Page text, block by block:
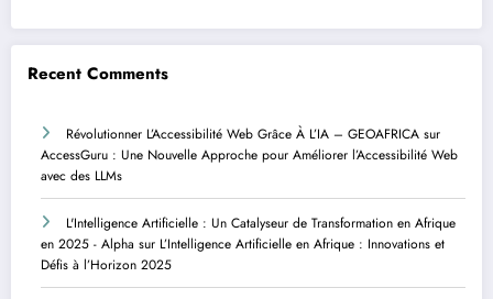
Recent Comments
Révolutionner L’Accessibilité Web Grâce À L’IA – GEOAFRICA sur
AccessGuru : Une Nouvelle Approche pour Améliorer l’Accessibilité Web
avec des LLMs
L'Intelligence Artificielle : Un Catalyseur de Transformation en Afrique
en 2025 - Alpha sur L’Intelligence Artificielle en Afrique : Innovations et
Défis à l’Horizon 2025